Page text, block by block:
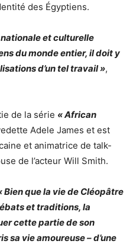
des Égyptiens.
et culturelle
du monde entier, il doit y
d’un tel travail »,
de la série « African
Adele James et est
et animatrice de talk-
de l’acteur Will Smith.
Bien que la vie de Cléopâtre
et traditions, la
cette partie de son
sa vie amoureuse – d’une